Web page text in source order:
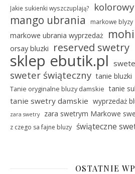
Jakie sukienki wyszczuplają?
mango ubrania markowe blyzy
markowe ubrania wyprzedaż
orsay bluzki
reserved swetry
sklep ebutik.pl
sweter świąteczny tanie bluzki
Tanie oryginalne bluzy damskie tanie
tanie swetry damskie wyprzedaż
zara swetry zara swetrym Markowe
z czego sa fajne bluzy świąteczne
OSTATNIE